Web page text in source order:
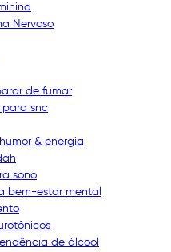
Nervoso
de fumar
para snc
& energia
sono
bem-estar mental
de álcool